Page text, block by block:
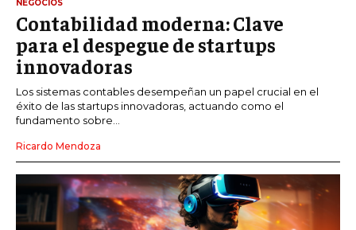
NEGOCIOS
Contabilidad moderna: Clave
para el despegue de startups
innovadoras
Los sistemas contables desempeñan un papel crucial en el
éxito de las startups innovadoras, actuando como el
fundamento sobre...
Ricardo Mendoza